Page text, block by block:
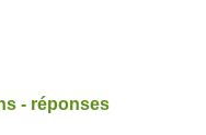
- réponses